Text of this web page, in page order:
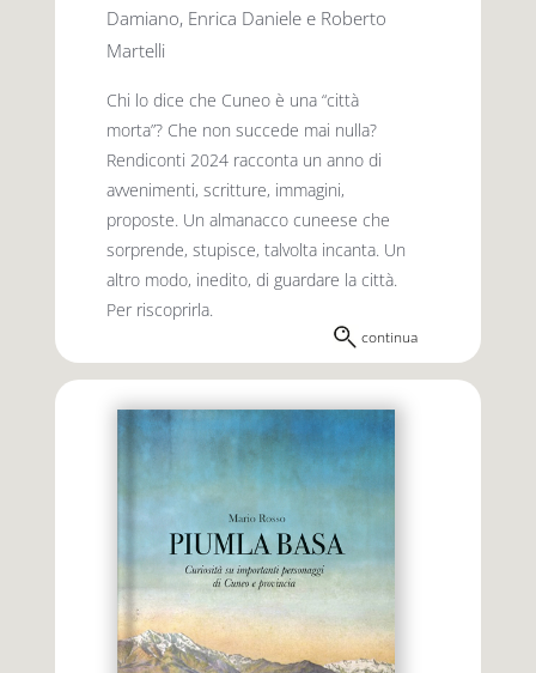
Damiano, Enrica Daniele e Roberto
Martelli
Chi lo dice che Cuneo è una “città
morta”? Che non succede mai nulla?
Rendiconti 2024 racconta un anno di
avvenimenti, scritture, immagini,
proposte. Un almanacco cuneese che
sorprende, stupisce, talvolta incanta. Un
altro modo, inedito, di guardare la città.
Per riscoprirla.
continua